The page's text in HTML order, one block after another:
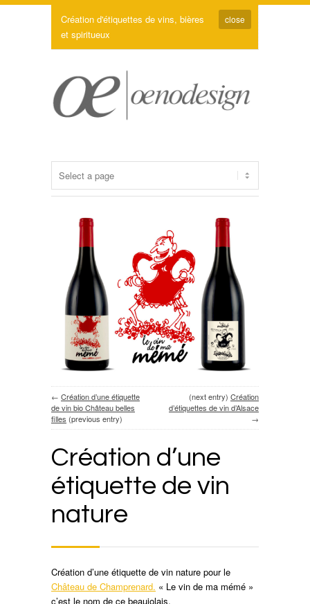
Création d'étiquettes de vins, bières
et spiritueux
close
← Création d’une étiquette
de vin bio Château belles
filles (previous entry)
(next entry) Création
d’étiquettes de vin d’Alsace
→
Création d’une
étiquette de vin
nature
Création d’une étiquette de vin nature pour le
Château de Champrenard. « Le vin de ma mémé »
c’est le nom de ce beaujolais.